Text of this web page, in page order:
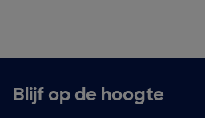
Blijf op de hoogte